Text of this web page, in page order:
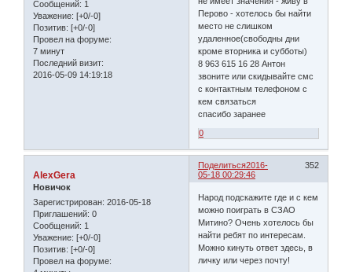
Сообщений: 1
Уважение: [+0/-0]
Позитив: [+0/-0]
Провел на форуме:
7 минут
Последний визит:
2016-05-09 14:19:18
Перово - хотелось бы найти
место не слишком
удаленное(свободны дни
кроме вторника и субботы)
8 963 615 16 28 Антон
звоните или скидывайте смс
с контактным телефоном с
кем связаться
спасибо заранее
0
Поделиться 352
2016-
05-18 00:29:46
AlexGera
Новичок
Зарегистрирован: 2016-05-18
Приглашений: 0
Сообщений: 1
Уважение: [+0/-0]
Позитив: [+0/-0]
Провел на форуме:
Народ подскажите где и с кем
можно поиграть в СЗАО
Митино? Очень хотелось бы
найти ребят по интересам.
Можно кинуть ответ здесь, в
личку или через почту!